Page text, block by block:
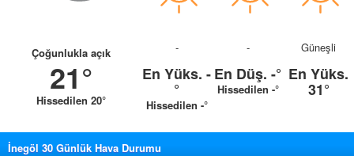
Çoğunlukla açık
21°
Hissedilen 20°
-
En Yüks.-
°
Hissedilen -°
-
En Düş.-°
Hissedilen -°
Güneşli
En Yüks.
31°
İnegöl 30 Günlük Hava Durumu